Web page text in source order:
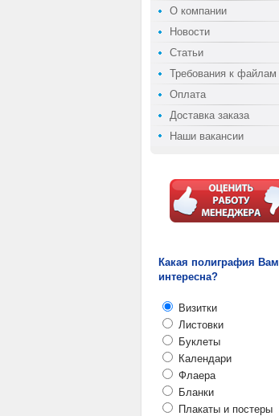
О компании
Новости
Статьи
Требования к файлам
Оплата
Доставка заказа
Наши вакансии
Какая полиграфия Вам
интересна?
Визитки
Листовки
Буклеты
Календари
Флаера
Бланки
Плакаты и постеры